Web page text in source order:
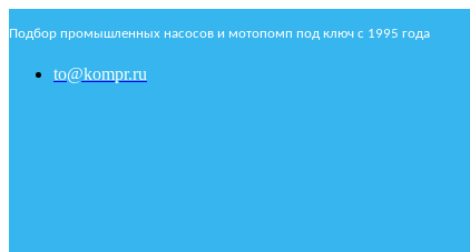
Подбор промышленных насосов и мотопомп под ключ с 1995 года
to@kompr.ru